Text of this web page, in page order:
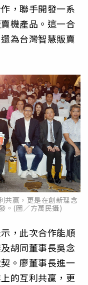
，聯手開發一系
機產品。這一合
為台灣智慧販賣
共贏，更是在創新理念
。(圖／方萬民攝)
，此次合作能順
胡同董事長吳念
。廖董事長進一
的互利共贏，更